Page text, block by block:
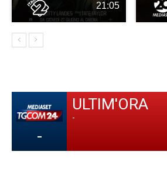
21:05
-
ULTIM'ORA
-